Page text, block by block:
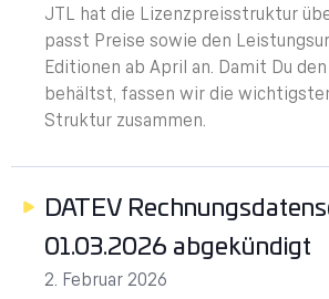
JTL hat die Lizenzpreisstruktur
passt Preise sowie den
Editionen ab April an. Damit Du
behältst, fassen wir die
Struktur zusammen.
DATEV
01.03.2026 abgekündigt
2. Februar 2026